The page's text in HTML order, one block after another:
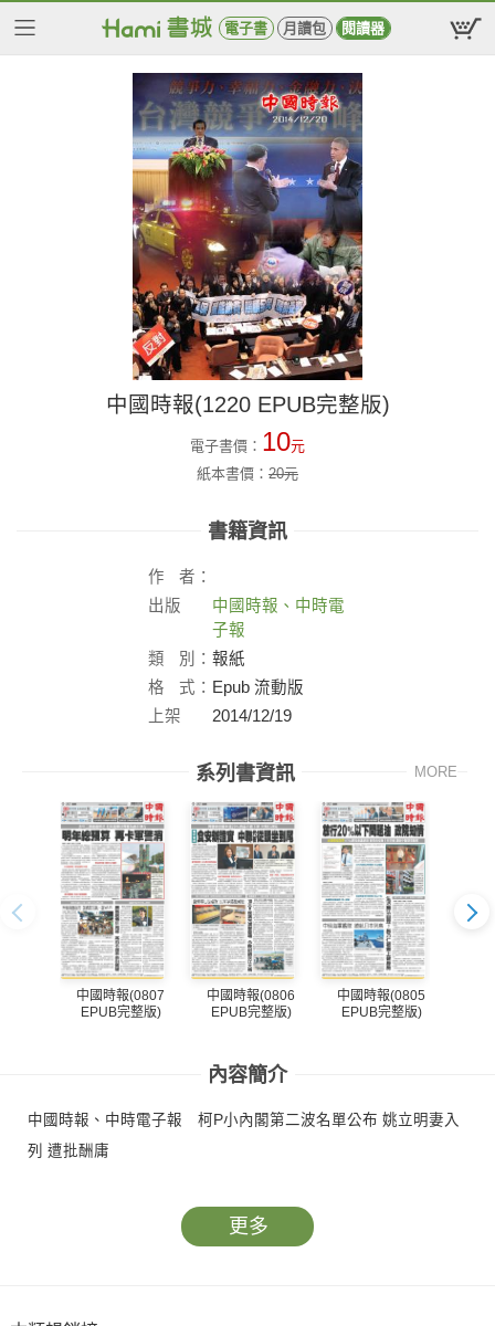
電子書 月讀包 閱讀器
中國時報(1220 EPUB完整版)
電子書價： 10元
紙本書價： 20元
書籍資訊
作
者：
出版
中國時報、中時電
子報
類
別： 報紙
格
式： Epub 流動版
上架
2014/12/19
系列書資訊 MORE
中國時報(0807
EPUB完整版)
中國時報(0806
EPUB完整版)
中國時報(0805
EPUB完整版)
內容簡介
中國時報、中時電子報 柯P小內閣第二波名單公布 姚立明妻入
列 遭批酬庸
更多